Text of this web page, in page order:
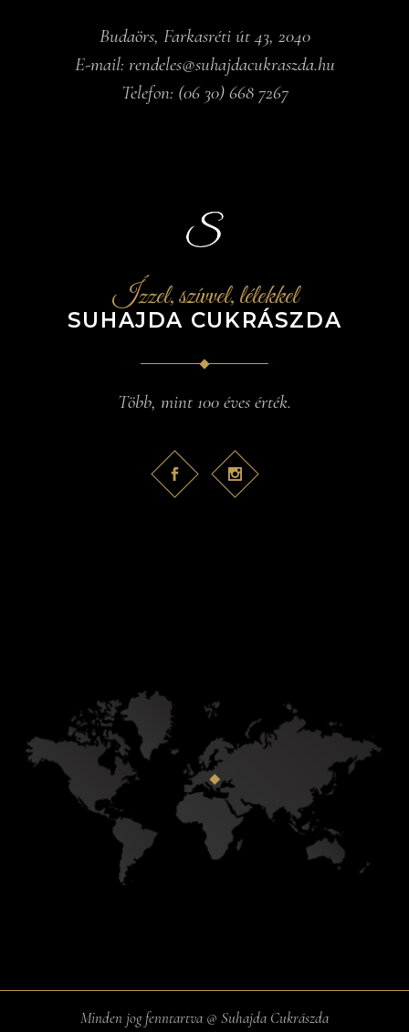
Budaörs, Farkasréti út 43, 2040
E-mail: rendeles@suhajdacukraszda.hu
Telefon: (06 30) 668 7267
Ízzel, szívvel, lélekkel
SUHAJDA CUKRÁSZDA
Több, mint 100 éves érték.
Minden jog fenntartva @ Suhajda Cukrászda